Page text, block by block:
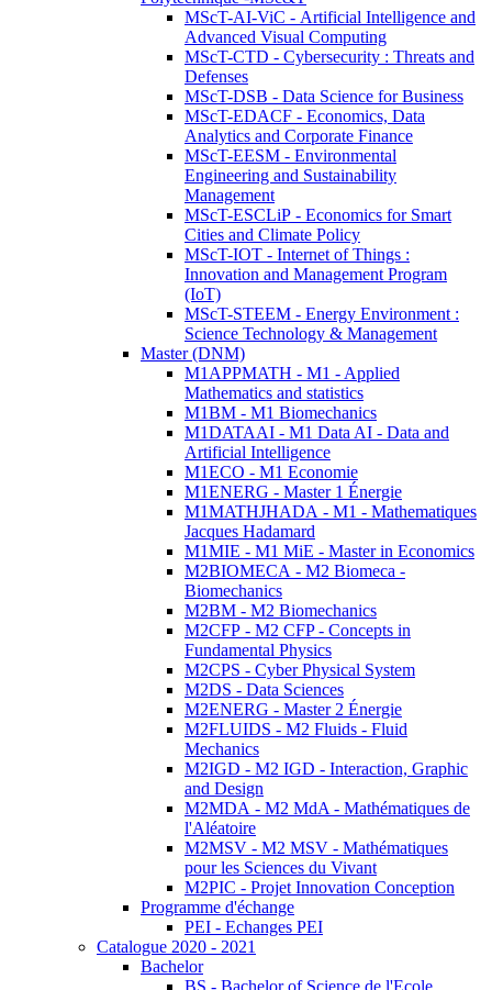
MScT-AI-ViC - Artificial Intelligence and
Advanced Visual Computing
MScT-CTD - Cybersecurity : Threats and
Defenses
MScT-DSB - Data Science for Business
MScT-EDACF - Economics, Data
Analytics and Corporate Finance
MScT-EESM - Environmental
Engineering and Sustainability
Management
MScT-ESCLiP - Economics for Smart
Cities and Climate Policy
MScT-IOT - Internet of Things :
Innovation and Management Program
(IoT)
MScT-STEEM - Energy Environment :
Science Technology & Management
Master (DNM)
M1APPMATH - M1 - Applied
Mathematics and statistics
M1BM - M1 Biomechanics
M1DATAAI - M1 Data AI - Data and
Artificial Intelligence
M1ECO - M1 Economie
M1ENERG - Master 1 Énergie
M1MATHJHADA - M1 - Mathematiques
Jacques Hadamard
M1MIE - M1 MiE - Master in Economics
M2BIOMECA - M2 Biomeca -
Biomechanics
M2BM - M2 Biomechanics
M2CFP - M2 CFP - Concepts in
Fundamental Physics
M2CPS - Cyber Physical System
M2DS - Data Sciences
M2ENERG - Master 2 Énergie
M2FLUIDS - M2 Fluids - Fluid
Mechanics
M2IGD - M2 IGD - Interaction, Graphic
and Design
M2MDA - M2 MdA - Mathématiques de
l'Aléatoire
M2MSV - M2 MSV - Mathématiques
pour les Sciences du Vivant
M2PIC - Projet Innovation Conception
Programme d'échange
PEI - Echanges PEI
Catalogue 2020 - 2021
Bachelor
BS - Bachelor of Science de l'Ecole